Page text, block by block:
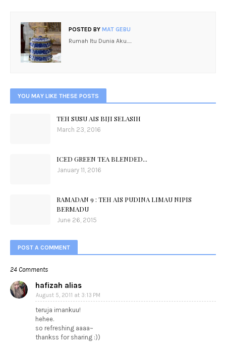
POSTED BY MAT GEBU
Rumah Itu Dunia Aku.....
YOU MAY LIKE THESE POSTS
TEH SUSU AIS BIJI SELASIH
March 23, 2016
ICED GREEN TEA BLENDED...
January 11, 2016
RAMADAN 9 : TEH AIS PUDINA LIMAU NIPIS
BERMADU
June 26, 2015
POST A COMMENT
24 Comments
hafizah alias
August 5, 2011 at 3:13 PM
teruja imankuu!
hehee.
so refreshing aaaa~
thankss for sharing :))